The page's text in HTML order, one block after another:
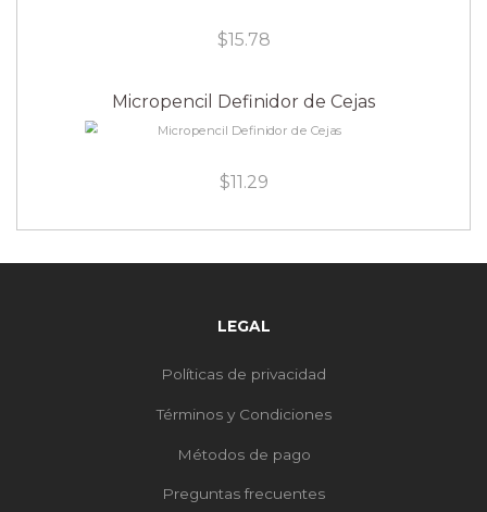
$15.78
Micropencil Definidor de Cejas
$11.29
LEGAL
Políticas de privacidad
Términos y Condiciones
Métodos de pago
Preguntas frecuentes